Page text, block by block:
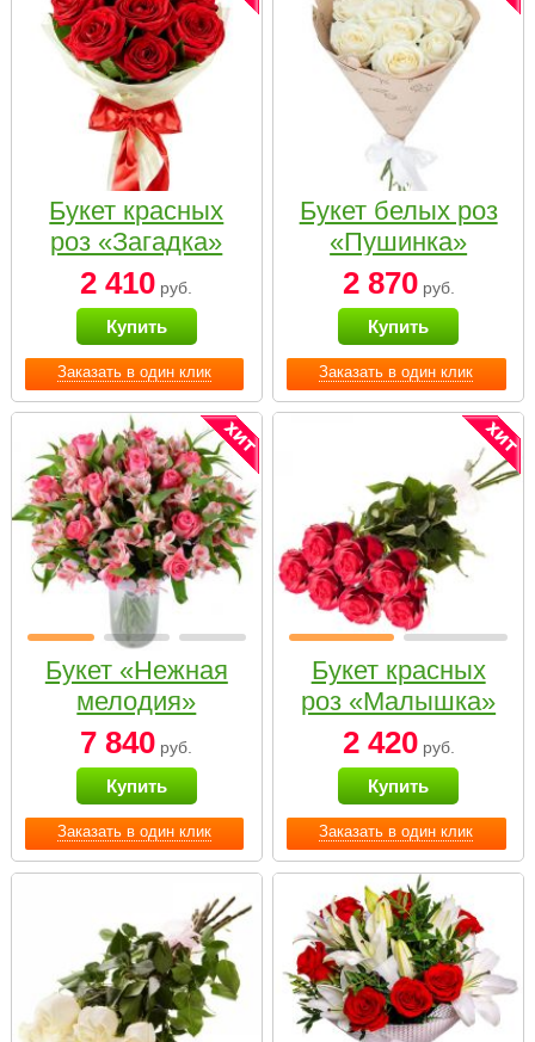
Заказать в один клик
Букет красных
роз «Загадка»
2 410 руб.
Купить
Заказать в один клик
Букет белых роз
«Пушинка»
2 870руб.
Купить
Заказать в один клик
Букет «Нежная
мелодия»
7 840 руб.
Купить
Заказать в один клик
Букет красных
роз «Малышка»
2 420руб.
Купить